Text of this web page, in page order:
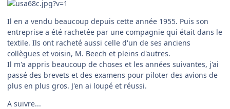
Il en a vendu beaucoup depuis cette année 1955. Puis son
entreprise a été rachetée par une compagnie qui était dans le
textile. Ils ont racheté aussi celle d'un de ses anciens
collègues et voisin, M. Beech et pleins d'autres.
Il m'a appris beaucoup de choses et les années suivantes, j'ai
passé des brevets et des examens pour piloter des avions de
plus en plus gros. J'en ai loupé et réussi.
A suivre...